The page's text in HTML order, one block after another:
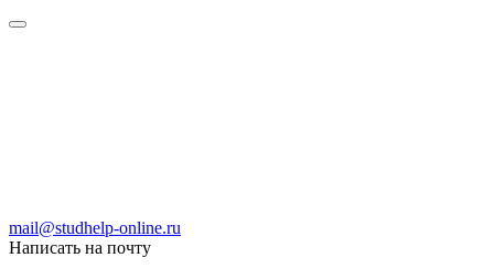
mail@studhelp-online.ru
Написать на почту